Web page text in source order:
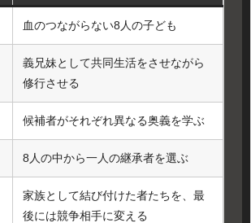
血のつながらない8人の子ども
義兄妹として共同生活をさせながら
修行させる
候補者がそれぞれ異なる奥義を学ぶ
8人の中から一人の継承者を選ぶ
家族として結び付けた者たちを、最
後には競争相手に変える